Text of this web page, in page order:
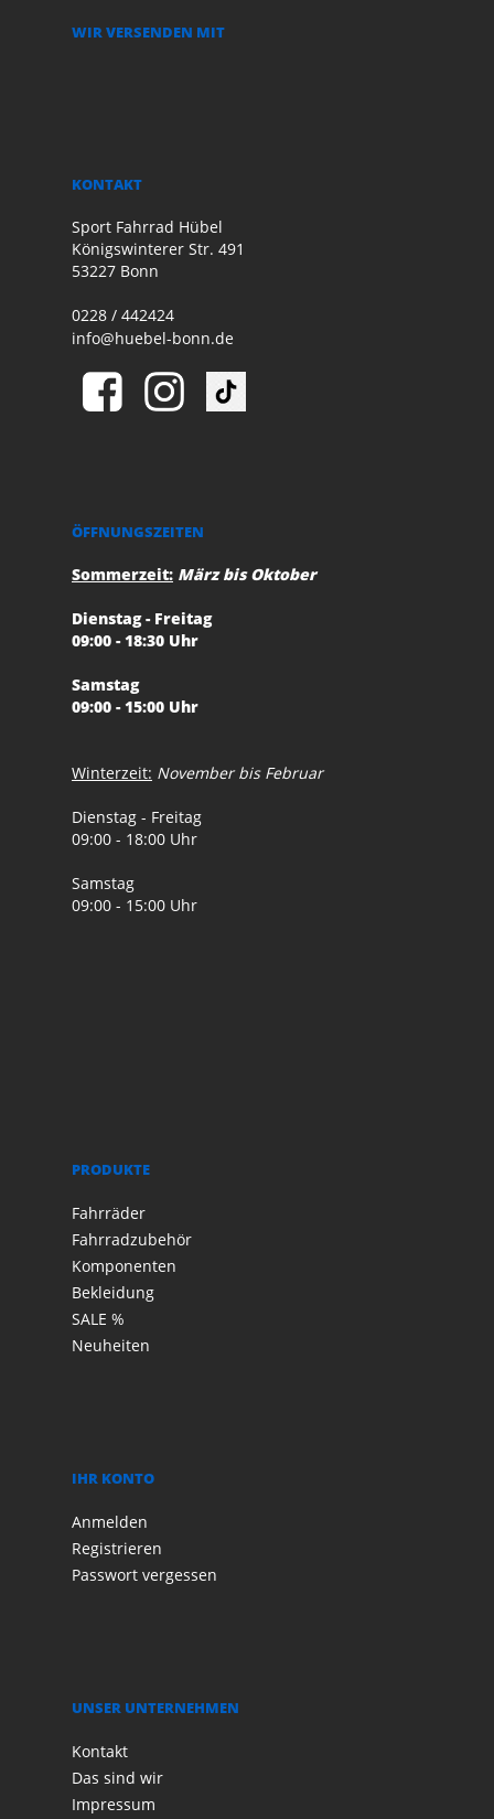
WIR VERSENDEN MIT
KONTAKT
Sport Fahrrad Hübel
Königswinterer Str. 491
53227 Bonn
0228 / 442424
info@huebel-bonn.de
ÖFFNUNGSZEITEN
Sommerzeit: März bis Oktober
Dienstag - Freitag
09:00 - 18:30 Uhr
Samstag
09:00 - 15:00 Uhr
Winterzeit: November bis Februar
Dienstag - Freitag
09:00 - 18:00 Uhr
Samstag
09:00 - 15:00 Uhr
PRODUKTE
Fahrräder
Fahrradzubehör
Komponenten
Bekleidung
SALE %
Neuheiten
IHR KONTO
Anmelden
Registrieren
Passwort vergessen
UNSER UNTERNEHMEN
Kontakt
Das sind wir
Impressum